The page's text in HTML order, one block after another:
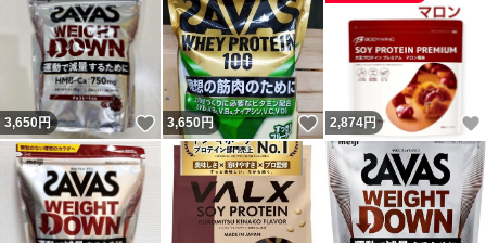
3,650円 いいね！
3,650円 いいね！
2,874円